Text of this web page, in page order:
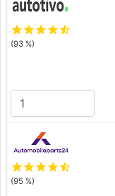
starstarstarstarstar_half
(93 %)
starstarstarstarstar_half
(95 %)